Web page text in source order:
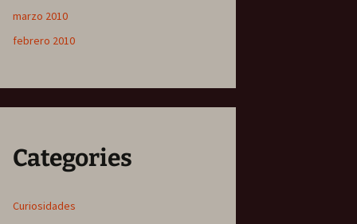
marzo 2010
febrero 2010
Categories
Curiosidades